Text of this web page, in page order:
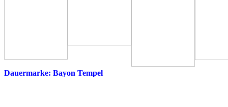
Dauermarke: Bayon Tempel